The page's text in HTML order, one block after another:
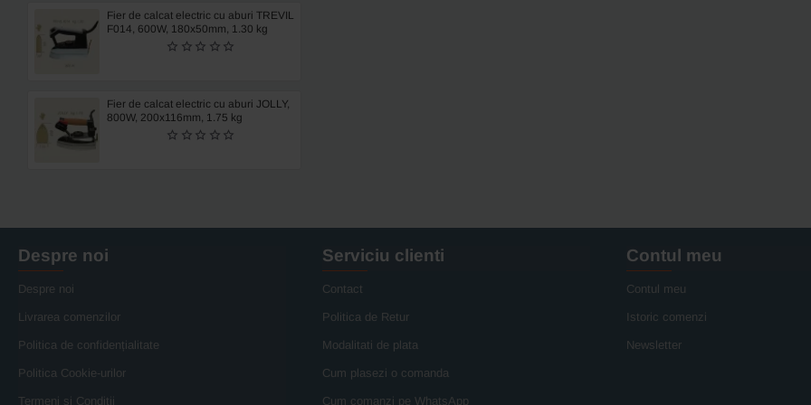
Fier de calcat electric cu aburi TREVIL
F014, 600W, 180x50mm, 1.30 kg
Fier de calcat electric cu aburi JOLLY,
800W, 200x116mm, 1.75 kg
Despre noi
Despre noi
Livrarea comenzilor
Politica de confidențialitate
Politica Cookie-urilor
Termeni si Conditii
Serviciu clienti
Contact
Politica de Retur
Modalitati de plata
Cum plasezi o comanda
Cum comanzi pe WhatsApp
Contul meu
Contul meu
Istoric comenzi
Newsletter